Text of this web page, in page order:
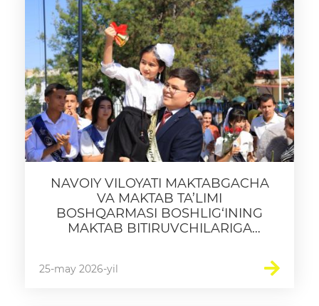
NAVOIY VILOYATI MAKTABGACHA
VA MAKTAB TA’LIMI
BOSHQARMASI BOSHLIG‘INING
MAKTAB BITIRUVCHILARIGA
25-may 2026-yil